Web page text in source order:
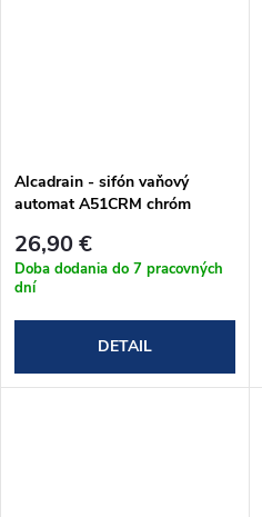
Alcadrain - sifón vaňový
automat A51CRM chróm
26,90 €
Doba dodania do 7 pracovných
dní
DETAIL